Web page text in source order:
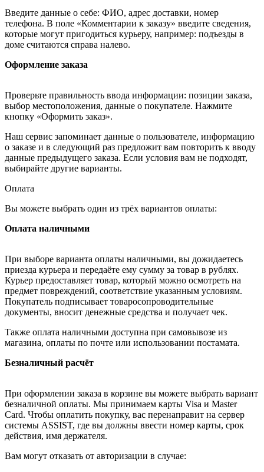
Введите данные о себе: ФИО, адрес доставки, номер
телефона. В поле «Комментарии к заказу» введите сведения,
которые могут пригодиться курьеру, например: подъезды в
доме считаются справа налево.
Оформление заказа
Проверьте правильность ввода информации: позиции заказа,
выбор местоположения, данные о покупателе. Нажмите
кнопку «Оформить заказ».
Наш сервис запоминает данные о пользователе, информацию
о заказе и в следующий раз предложит вам повторить к вводу
данные предыдущего заказа. Если условия вам не подходят,
выбирайте другие варианты.
Оплата
Вы можете выбрать один из трёх вариантов оплаты:
Оплата наличными
При выборе варианта оплаты наличными, вы дожидаетесь
приезда курьера и передаёте ему сумму за товар в рублях.
Курьер предоставляет товар, который можно осмотреть на
предмет повреждений, соответствие указанным условиям.
Покупатель подписывает товаросопроводительные
документы, вносит денежные средства и получает чек.
Также оплата наличными доступна при самовывозе из
магазина, оплаты по почте или использовании постамата.
Безналичный расчёт
При оформлении заказа в корзине вы можете выбрать вариант
безналичной оплаты. Мы принимаем карты Visa и Master
Card. Чтобы оплатить покупку, вас перенаправит на сервер
системы ASSIST, где вы должны ввести номер карты, срок
действия, имя держателя.
Вам могут отказать от авторизации в случае: